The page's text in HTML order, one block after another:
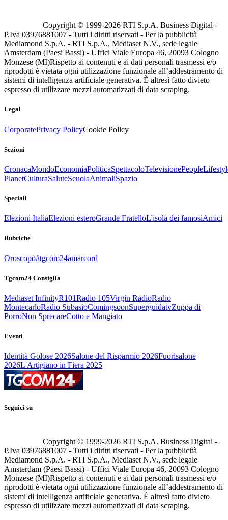
Copyright © 1999-2026 RTI S.p.A. Business Digital -
P.Iva 03976881007 - Tutti i diritti riservati - Per la pubblicità
Mediamond S.p.A. - RTI S.p.A., Mediaset N.V., sede legale
Amsterdam (Paesi Bassi) - Uffici Viale Europa 46, 20093 Cologno
Monzese (MI)Rispetto ai contenuti e ai dati personali trasmessi e/o
riprodotti è vietata ogni utilizzazione funzionale all’addestramento di
sistemi di intelligenza artificiale generativa. È altresì fatto divieto
espresso di utilizzare mezzi automatizzati di data scraping.
Legal
CorporatePrivacy PolicyCookie Policy
Sezioni
CronacaMondoEconomiaPoliticaSpettacoloTelevisionePeople
PlanetCulturaSaluteScuolaAnimaliSpazio
Speciali
Elezioni ItaliaElezioni esteroGrande FratelloL'isola dei famosiAmici
Rubriche
Oroscopo#tgcom24amarcord
Tgcom24 Consiglia
Mediaset InfinityR101Radio 105Virgin RadioRadio
MontecarloRadio SubasioComingsoonSuperguidatvZuppa di
PorroNon SprecareCotto e Mangiato
Eventi
Identità Golose 2026Salone del Risparmio 2026Fuorisalone
2026L'Artigiano in Fiera 2025
Seguici su
Copyright © 1999-2026 RTI S.p.A. Business Digital -
P.Iva 03976881007 - Tutti i diritti riservati - Per la pubblicità
Mediamond S.p.A. - RTI S.p.A., Mediaset N.V., sede legale
Amsterdam (Paesi Bassi) - Uffici Viale Europa 46, 20093 Cologno
Monzese (MI)Rispetto ai contenuti e ai dati personali trasmessi e/o
riprodotti è vietata ogni utilizzazione funzionale all’addestramento di
sistemi di intelligenza artificiale generativa. È altresì fatto divieto
espresso di utilizzare mezzi automatizzati di data scraping.